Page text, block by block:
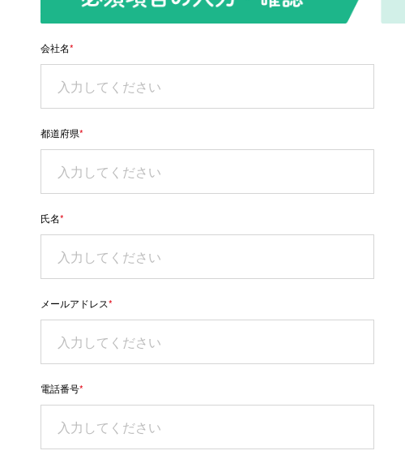
会社名*
都道府県*
氏名*
メールアドレス*
電話番号*